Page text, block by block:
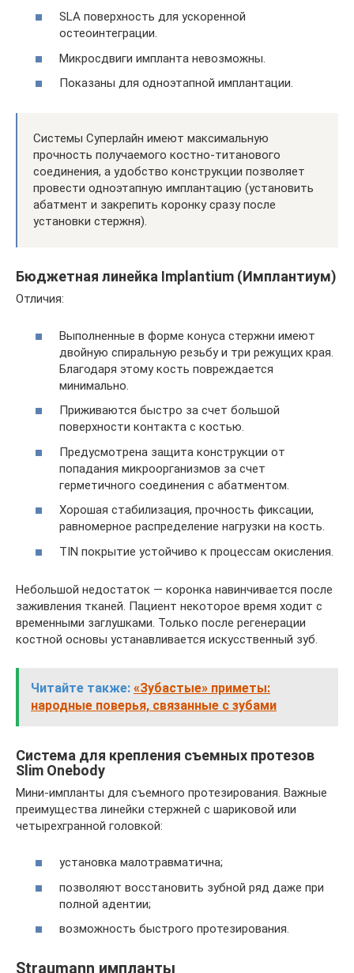
SLA поверхность для ускоренной
остеоинтеграции.
Микросдвиги импланта невозможны.
Показаны для одноэтапной имплантации.
Системы Суперлайн имеют максимальную
прочность получаемого костно-титанового
соединения, а удобство конструкции позволяет
провести одноэтапную имплантацию (установить
абатмент и закрепить коронку сразу после
установки стержня).
Бюджетная линейка Implantium (Имплантиум)
Отличия:
Выполненные в форме конуса стержни имеют
двойную спиральную резьбу и три режущих края.
Благодаря этому кость повреждается
минимально.
Приживаются быстро за счет большой
поверхности контакта с костью.
Предусмотрена защита конструкции от
попадания микроорганизмов за счет
герметичного соединения с абатментом.
Хорошая стабилизация, прочность фиксации,
равномерное распределение нагрузки на кость.
TIN покрытие устойчиво к процессам окисления.
Небольшой недостаток — коронка навинчивается после
заживления тканей. Пациент некоторое время ходит с
временными заглушками. Только после регенерации
костной основы устанавливается искусственный зуб.
Читайте также: «Зубастые» приметы:
народные поверья, связанные с зубами
Система для крепления съемных протезов
Slim Onebody
Мини-импланты для съемного протезирования. Важные
преимущества линейки стержней с шариковой или
четырехгранной головкой:
установка малотравматична;
позволяют восстановить зубной ряд даже при
полной адентии;
возможность быстрого протезирования.
Straumann импланты